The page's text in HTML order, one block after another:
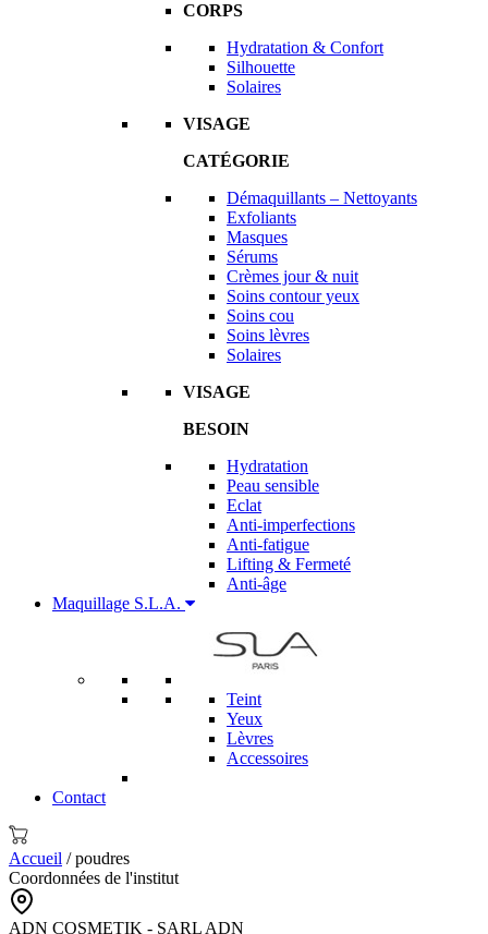
CORPS
Hydratation & Confort
Silhouette
Solaires
VISAGE
CATÉGORIE
Démaquillants – Nettoyants
Exfoliants
Masques
Sérums
Crèmes jour & nuit
Soins contour yeux
Soins cou
Soins lèvres
Solaires
VISAGE
BESOIN
Hydratation
Peau sensible
Eclat
Anti-imperfections
Anti-fatigue
Lifting & Fermeté
Anti-âge
Maquillage S.L.A.
Teint
Yeux
Lèvres
Accessoires
Contact
Accueil / poudres
Coordonnées de l'institut
ADN COSMETIK - SARL ADN